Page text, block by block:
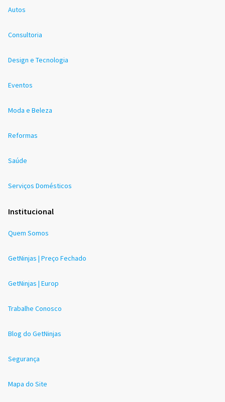
Autos
Consultoria
Design e Tecnologia
Eventos
Moda e Beleza
Reformas
Saúde
Serviços Domésticos
Institucional
Quem Somos
GetNinjas | Preço Fechado
GetNinjas | Europ
Trabalhe Conosco
Blog do GetNinjas
Segurança
Mapa do Site